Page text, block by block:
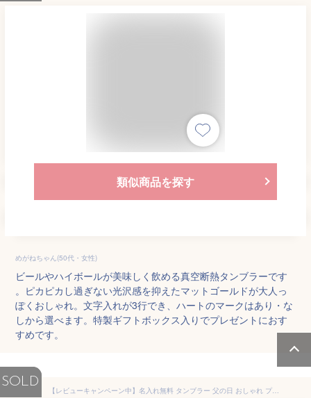
類似商品を探す
めがねちゃん(50代・女性)
ビールやハイボールが美味しく飲める真空断熱タンブラーです
。ピカピカし過ぎない光沢感を抑えたマットゴールドが大人っ
ぽくおしゃれ。文字入れが3行でき、ハートのマークはあり・な
しから選べます。特製ギフトボックス入りでプレゼントにおす
すめです。
SOLD
【レビューキャンペーン中】名入れ無料 タンブラー 父の日 おしゃれ プレゼント ステンレス かわいい パステル 保温 誕生日 還暦 真空 コーヒー 保冷 ビール 記念日 蓋 オリジナル キャンプ お酒 名前入り 洗いやすい ギフト 記念 母の日